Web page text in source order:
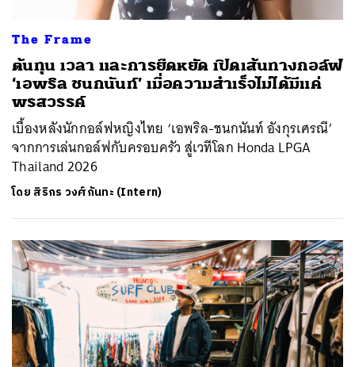
The Frame
ต้นทุน เวลา และการยืดหยัด เปิดเส้นทางกอล์ฟ
‘เอพริล ชนกนันท์’ เมื่อความสำเร็จไม่ได้มีแค่
พรสวรรค์
เบื้องหลังนักกอล์ฟหญิงไทย ‘เอพริล-ชนกนันท์ อังกุรเศรณี’
จากการเล่นกอล์ฟกับครอบครัว สู่เวทีโลก Honda LPGA
Thailand 2026
โดย สิริกร วงศ์กันทะ (Intern)